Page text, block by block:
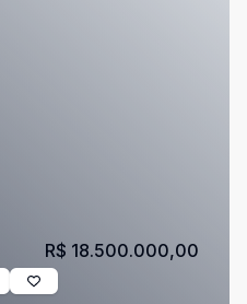
R$ 18.500.000,00